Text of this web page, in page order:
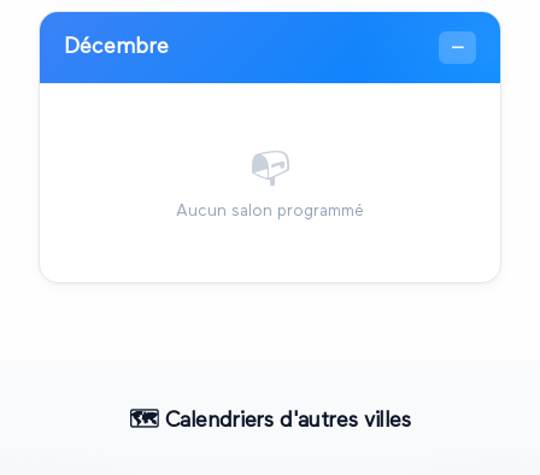
Décembre —
📭
Aucun salon programmé
🗺️Calendriers d'autres villes